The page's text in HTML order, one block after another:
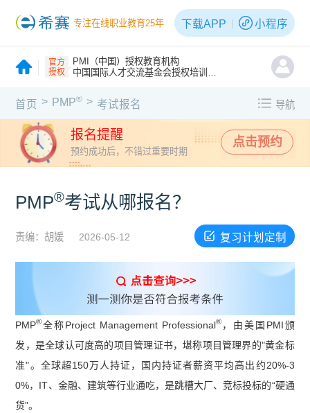
专注在线职业教育25年 下载APP 小程序
官方
授权
PMI（中国）授权教育机构
中国国际人才交流基金会授权培训机构
首页 > PMP® > 考试报名 导航
报名提醒
预约成功后，不错过重要时期
点击预约
PMP®考试从哪报名？
责编：胡媛 2026-05-12 复习计划定制
PMP®全称Project Management Professional®，由美国PMI颁
发，是全球认可度高的项目管理证书，堪称项目管理界的"黄金标
准"。全球超150万人持证，国内持证者薪资平均高出约20%-3
0%，IT、金融、建筑等行业通吃，是跳槽大厂、竞标投标的“硬通
货”。